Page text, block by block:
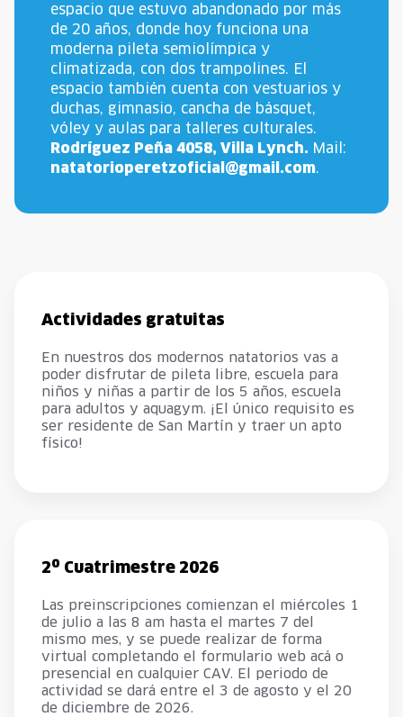
espacio que estuvo abandonado por más
de 20 años, donde hoy funciona una
moderna pileta semiolímpica y
climatizada, con dos trampolines. El
espacio también cuenta con vestuarios y
duchas, gimnasio, cancha de básquet,
vóley y aulas para talleres culturales.
Rodríguez Peña 4058, Villa Lynch. Mail:
natatorioperetzoficial@gmail.com.
Actividades gratuitas
En nuestros dos modernos natatorios vas a
poder disfrutar de pileta libre, escuela para
niños y niñas a partir de los 5 años, escuela
para adultos y aquagym. ¡El único requisito es
ser residente de San Martín y traer un apto
físico!
2º Cuatrimestre 2026
Las preinscripciones comienzan el miércoles 1
de julio a las 8 am hasta el martes 7 del
mismo mes, y se puede realizar de forma
virtual completando el formulario web acá o
presencial en cualquier CAV. El periodo de
actividad se dará entre el 3 de agosto y el 20
de diciembre de 2026.